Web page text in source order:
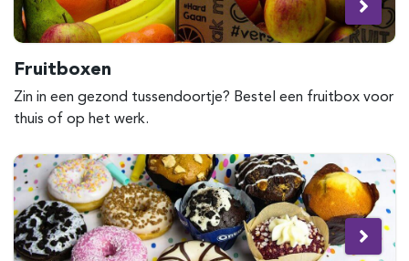
Fruitboxen
Zin in een gezond tussendoortje? Bestel een fruitbox voor
thuis of op het werk.